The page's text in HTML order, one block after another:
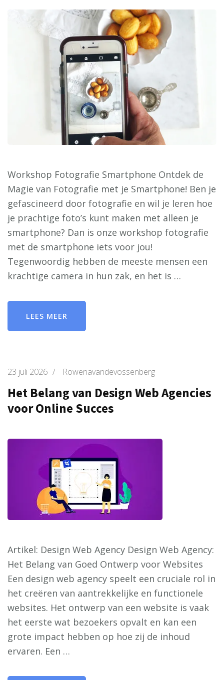
Workshop Fotografie Smartphone Ontdek de
Magie van Fotografie met je Smartphone! Ben je
gefascineerd door fotografie en wil je leren hoe
je prachtige foto’s kunt maken met alleen je
smartphone? Dan is onze workshop fotografie
met de smartphone iets voor jou!
Tegenwoordig hebben de meeste mensen een
krachtige camera in hun zak, en het is …
LEES MEER
23 juli 2026 / Rowenavandevossenberg
Het Belang van Design Web Agencies
voor Online Succes
Artikel: Design Web Agency Design Web Agency:
Het Belang van Goed Ontwerp voor Websites
Een design web agency speelt een cruciale rol in
het creëren van aantrekkelijke en functionele
websites. Het ontwerp van een website is vaak
het eerste wat bezoekers opvalt en kan een
grote impact hebben op hoe zij de inhoud
ervaren. Een …